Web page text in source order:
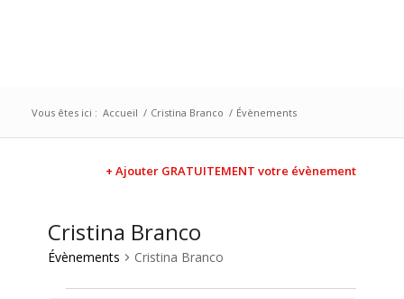
Vous êtes ici : Accueil / Cristina Branco / Évènements
+ Ajouter GRATUITEMENT votre évènement
Cristina Branco
Évènements Cristina Branco